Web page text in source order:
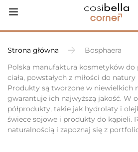
Strona główna
Bosphaera
Polska manufaktura kosmetyków do
ciała, powstałych z miłości do
Produkty są tworzone w niewielkich
gwarantuje ich najwyższą jakość. W
półprodukty, takie jak hydrolaty i
świece sojowe i produkty do kąpieli.
naturalnością i zapoznaj się z